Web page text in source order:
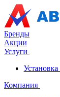
Бренды
Акции
Услуги
Компания